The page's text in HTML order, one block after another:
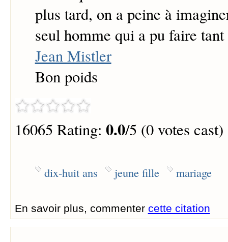
plus tard, on a peine à
seul homme qui a pu faire tant
Jean Mistler
Bon poids
16065 Rating: 0.0/5 (0 votes cast)
dix-huit ans jeune fille mariage
En savoir plus, commenter cette citation